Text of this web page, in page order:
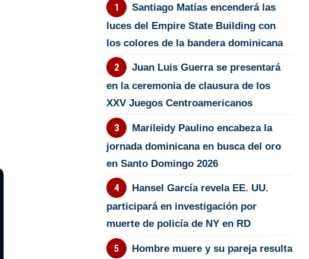
Santiago Matías encenderá las
luces del Empire State Building con
los colores de la bandera dominicana
Juan Luis Guerra se presentará
en la ceremonia de clausura de los
XXV Juegos Centroamericanos
Marileidy Paulino encabeza la
jornada dominicana en busca del oro
en Santo Domingo 2026
Hansel García revela EE. UU.
participará en investigación por
muerte de policía de NY en RD
Hombre muere y su pareja resulta